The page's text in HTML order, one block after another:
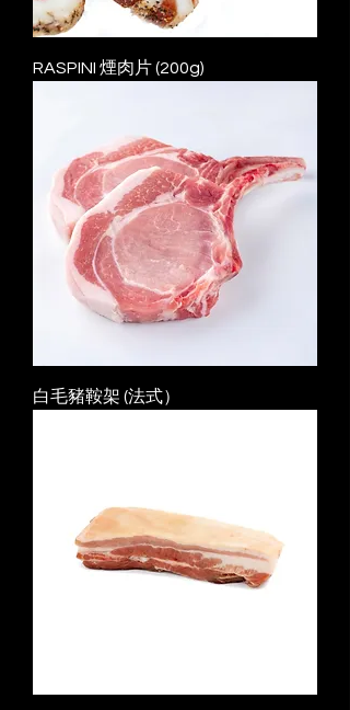
RASPINI 煙肉片 (200g)
白毛豬鞍架 (法式）